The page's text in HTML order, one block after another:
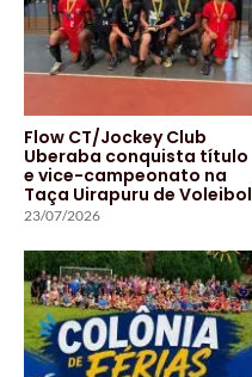
Flow CT/Jockey Club
Uberaba conquista título
e vice-campeonato na
Taça Uirapuru de Voleibol
23/07/2026